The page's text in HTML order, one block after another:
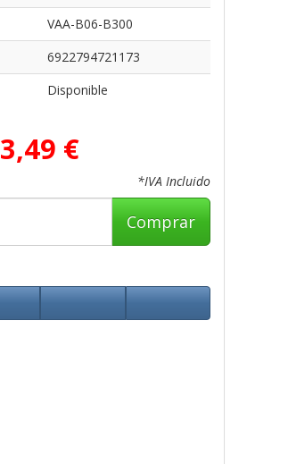
VAA-B06-B300
6922794721173
Disponible
3,49 €
*IVA Incluido
Comprar